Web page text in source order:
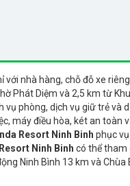
với nhà hàng, chỗ đỗ xe
Phát Diệm và 2,5 km từ
vụ phòng, dịch vụ giữ trẻ và
máy điều hòa, két an toàn
Resort Ninh Binh phục
Ninh Binh có thể tham
Ninh Bình 13 km và Chùa